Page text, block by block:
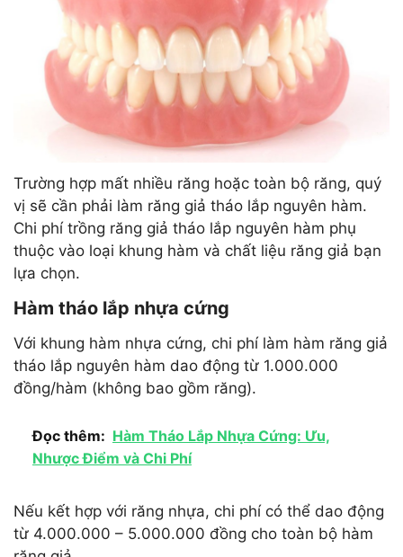
Trường hợp mất nhiều răng hoặc toàn bộ răng, quý
vị sẽ cần phải làm răng giả tháo lắp nguyên hàm.
Chi phí trồng răng giả tháo lắp nguyên hàm phụ
thuộc vào loại khung hàm và chất liệu răng giả bạn
lựa chọn.
Hàm tháo lắp nhựa cứng
Với khung hàm nhựa cứng, chi phí làm hàm răng giả
tháo lắp nguyên hàm dao động từ 1.000.000
đồng/hàm (không bao gồm răng).
Đọc thêm: Hàm Tháo Lắp Nhựa Cứng: Ưu,
Nhược Điểm và Chi Phí
Nếu kết hợp với răng nhựa, chi phí có thể dao động
từ 4.000.000 – 5.000.000 đồng cho toàn bộ hàm